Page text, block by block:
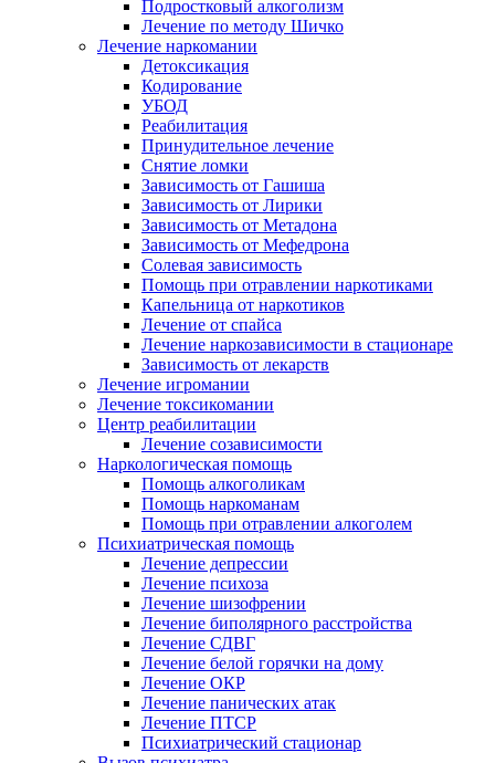
Подростковый алкоголизм
Лечение по методу Шичко
Лечение наркомании
Детоксикация
Кодирование
УБОД
Реабилитация
Принудительное лечение
Снятие ломки
Зависимость от Гашиша
Зависимость от Лирики
Зависимость от Метадона
Зависимость от Мефедрона
Солевая зависимость
Помощь при отравлении наркотиками
Капельница от наркотиков
Лечение от спайса
Лечение наркозависимости в стационаре
Зависимость от лекарств
Лечение игромании
Лечение токсикомании
Центр реабилитации
Лечение созависимости
Наркологическая помощь
Помощь алкоголикам
Помощь наркоманам
Помощь при отравлении алкоголем
Психиатрическая помощь
Лечение депрессии
Лечение психоза
Лечение шизофрении
Лечение биполярного расстройства
Лечение СДВГ
Лечение белой горячки на дому
Лечение ОКР
Лечение панических атак
Лечение ПТСР
Психиатрический стационар